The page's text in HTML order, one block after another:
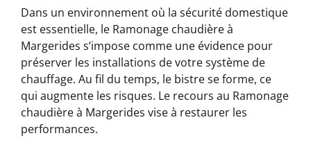
Dans un environnement où la sécurité domestique
est essentielle, le Ramonage chaudière à
Margerides s’impose comme une évidence pour
préserver les installations de votre système de
chauffage. Au fil du temps, le bistre se forme, ce
qui augmente les risques. Le recours au Ramonage
chaudière à Margerides vise à restaurer les
performances.